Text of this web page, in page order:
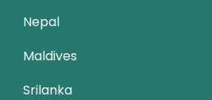
Nepal
Maldives
Srilanka